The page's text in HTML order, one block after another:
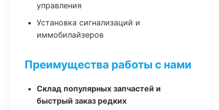
управления
Установка сигнализаций и
иммобилайзеров
Преимущества работы с нами
Склад популярных запчастей и
быстрый заказ редких